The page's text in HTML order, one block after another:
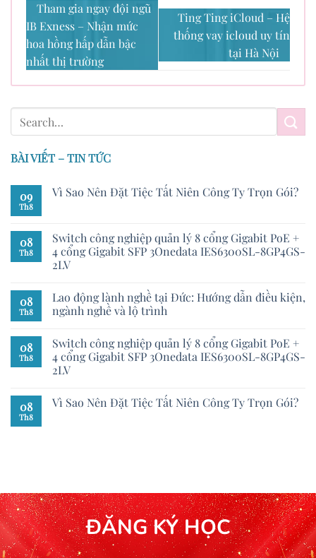
Tham gia ngay đội ngũ
IB Exness – Nhận mức
hoa hồng hấp dẫn bậc
nhất thị trường
Ting Ting iCloud – Hệ
thống vay icloud uy tín
tại Hà Nội
BÀI VIẾT – TIN TỨC
09
Th8
Vì Sao Nên Đặt Tiệc Tất Niên Công Ty Trọn Gói?
08
Th8
Switch công nghiệp quản lý 8 cổng Gigabit PoE +
4 cổng Gigabit SFP 3Onedata IES6300SL-8GP4GS-
2LV
08
Th8
Lao động lành nghề tại Đức: Hướng dẫn điều kiện,
ngành nghề và lộ trình
08
Th8
Switch công nghiệp quản lý 8 cổng Gigabit PoE +
4 cổng Gigabit SFP 3Onedata IES6300SL-8GP4GS-
2LV
08
Th8
Vì Sao Nên Đặt Tiệc Tất Niên Công Ty Trọn Gói?
ĐĂNG KÝ HỌC